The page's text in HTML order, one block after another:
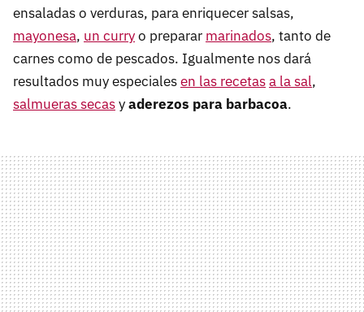
ensaladas o verduras, para enriquecer salsas,
mayonesa, un curryo preparar marinados, tanto de
carnes como de pescados. Igualmente nos dará
resultados muy especialesen las recetasa la sal,
salmueras secasyaderezos para barbacoa.